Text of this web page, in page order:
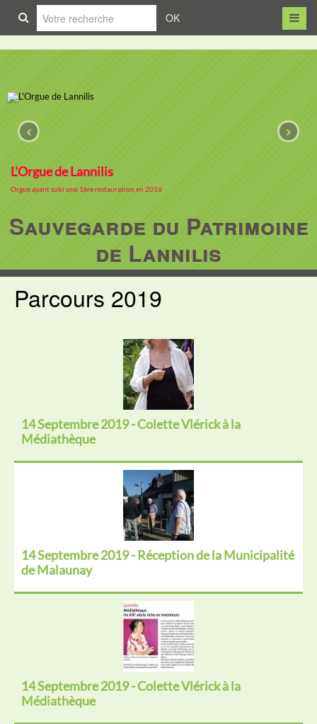
OK
L'Orgue de Lannilis
Orgue ayant subi une 1ère restauration en 2016
‹ ›
Sauvegarde du Patrimoine
de Lannilis
Parcours 2019
14 Septembre 2019 - Colette Vlérick à la
Médiathèque
14 Septembre 2019 - Réception de la Municipalité
de Malaunay
14 Septembre 2019 - Colette Vlérick à la
Médiathèque